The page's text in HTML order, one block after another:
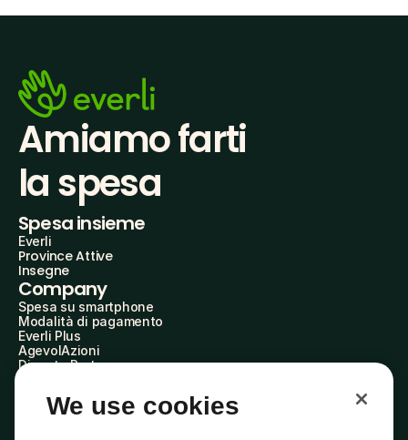
Amiamo farti
la spesa
Spesa insieme
Everli
Province Attive
Insegne
Company
Spesa su smartphone
Modalità di pagamento
Everli Plus
AgevolAzioni
Diventa Partner
Everli Shoppers
About Us
We use cookies